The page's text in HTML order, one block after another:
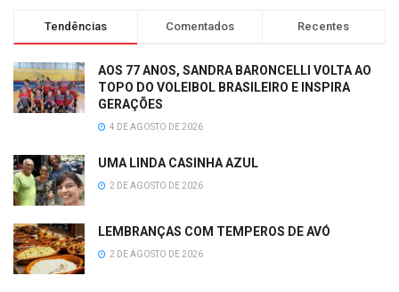
Tendências Comentados Recentes
AOS 77 ANOS, SANDRA BARONCELLI VOLTA AO
TOPO DO VOLEIBOL BRASILEIRO E INSPIRA
GERAÇÕES
4 DE AGOSTO DE 2026
UMA LINDA CASINHA AZUL
2 DE AGOSTO DE 2026
LEMBRANÇAS COM TEMPEROS DE AVÓ
2 DE AGOSTO DE 2026